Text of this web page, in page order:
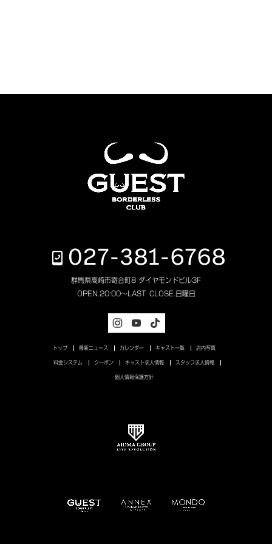
027-381-6768
群馬県高崎市寄合町8 ダイヤモンドビル3F
OPEN. 20:00～LAST CLOSE. 日曜日
トップ 最新ニュース カレンダー キャスト一覧 店内写真
料金システム クーポン キャスト求人情報 スタッフ求人情報
個人情報保護方針